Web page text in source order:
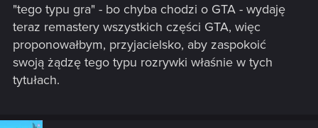
"tego typu gra" - bo chyba chodzi o GTA - wydaję
teraz remastery wszystkich części GTA, więc
proponowałbym, przyjacielsko, aby zaspokoić
swoją żądzę tego typu rozrywki właśnie w tych
tytułach.